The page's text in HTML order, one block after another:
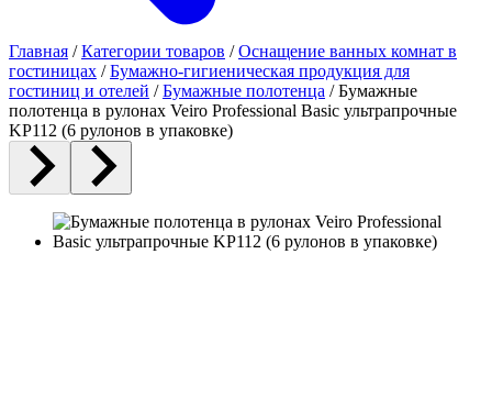
Главная / Категории товаров / Оснащение ванных комнат в
гостиницах / Бумажно-гигиеническая продукция для
гостиниц и отелей / Бумажные полотенца / Бумажные
полотенца в рулонах Veiro Professional Basic ультрапрочные
KP112 (6 рулонов в упаковке)